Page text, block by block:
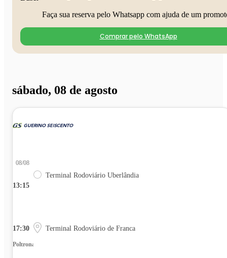
Faça sua reserva pelo Whatsapp com ajuda de um
Comprar pelo WhatsApp
sábado, 08 de agosto
13:15
08/08
Terminal Rodoviário Uberlândia
17:30 Terminal Rodoviário de Franca
Poltrona